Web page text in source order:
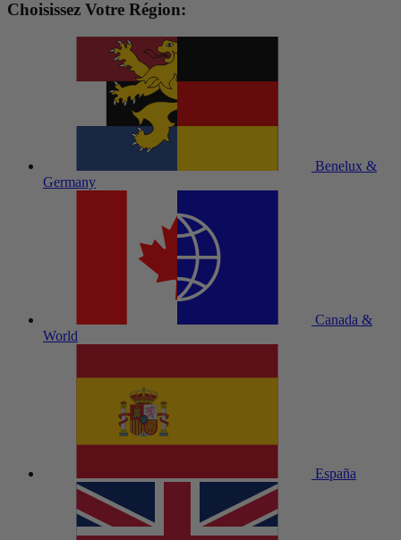
Choisissez Votre Région:
Benelux &
Germany
Canada &
World
España